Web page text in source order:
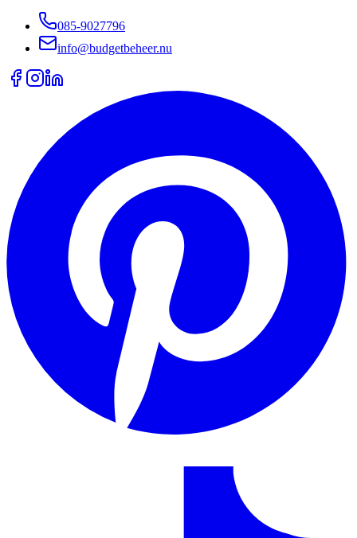
085-9027796
info@budgetbeheer.nu